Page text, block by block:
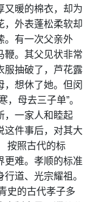
又暖的棉衣，却为
，外表蓬松柔软却
。有一次父亲外
鞭。其父见状非常
服抽破了，芦花露
，想休了她。但闵
，母去三子单”。
，一家人和睦起
这件事后，对其大
按照古代的标
更难。孝顺的标准
道、光宗耀祖。
史的古代孝子多